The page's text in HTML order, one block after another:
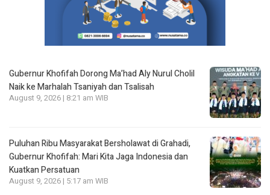
Gubernur Khofifah Dorong Ma’had Aly Nurul Cholil
Naik ke Marhalah Tsaniyah dan Tsalisah
August 9, 2026 | 8:21 am WIB
Puluhan Ribu Masyarakat Bersholawat di Grahadi,
Gubernur Khofifah: Mari Kita Jaga Indonesia dan
Kuatkan Persatuan
August 9, 2026 | 5:17 am WIB